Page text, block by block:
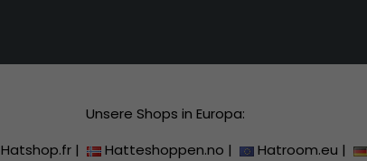
Unsere Shops in Europa:
Hatshop.fr | Hatteshoppen.no | Hatroom.eu |